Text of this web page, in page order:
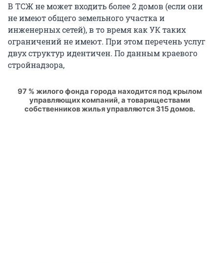
В ТСЖ не может входить более 2 домов (если они
не имеют общего земельного участка и
инженерных сетей), в то время как УК таких
ограничений не имеют. При этом перечень услуг
двух структур идентичен. По данным краевого
стройнадзора,
97 % жилого фонда города находится под крылом
управляющих компаний, а товариществами
собственников жилья управляются 315 домов.